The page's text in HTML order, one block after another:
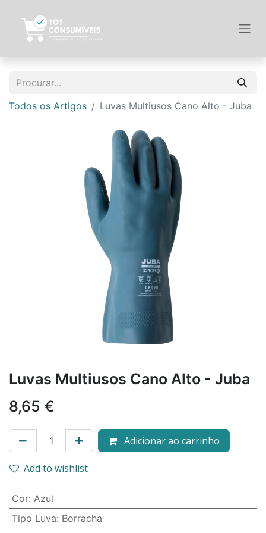
Todos os Artigos Luvas Multiusos Cano Alto - Juba
Luvas Multiusos Cano Alto - Juba
8,65 €
Adicionar ao carrinho
Add to wishlist
Cor: Azul
Tipo Luva: Borracha